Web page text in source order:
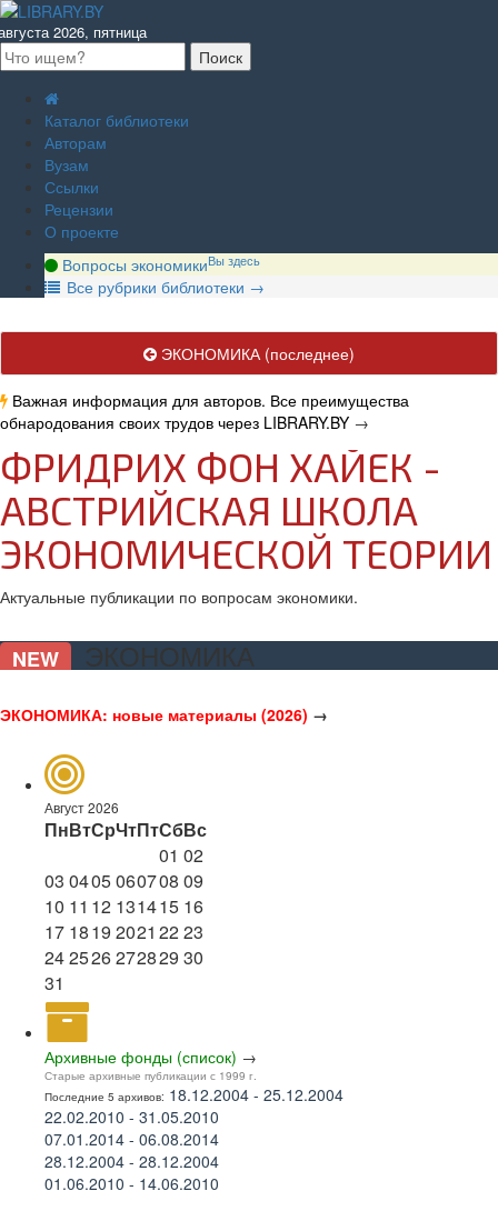
2026, пятница
Каталог библиотеки
Авторам
Вузам
Ссылки
Рецензии
О проекте
Вопросы экономикиВы здесь
Все рубрики библиотеки →
ЭКОНОМИКА(последнее)
Важная информация для авторов. Все преимущества
обнародования своих трудов через LIBRARY.BY →
ФРИДРИХ ФОН ХАЙЕК -
АВСТРИЙСКАЯ ШКОЛА
ЭКОНОМИЧЕСКОЙ ТЕОРИИ
Актуальные публикации по вопросам экономики.
NEW ЭКОНОМИКА
ЭКОНОМИКА: новые материалы (2026) →
Август 2026
ПнВтСрЧтПтСбВс
01 02
03 0405060708 09
10 11 12 131415 16
17 1819 2021 2223
242526272829 30
31
Архивные фонды (список) →
Старые архивные публикации с 1999 г.
Последние 5 архивов: 18.12.2004 - 25.12.2004
22.02.2010 - 31.05.2010
07.01.2014 - 06.08.2014
28.12.2004 - 28.12.2004
01.06.2010 - 14.06.2010